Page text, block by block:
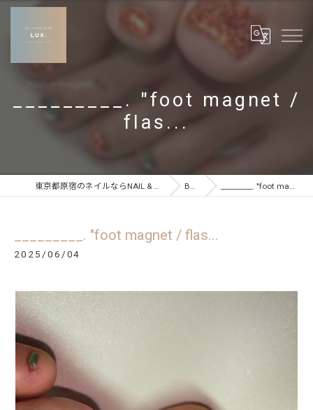
_________. "foot magnet /
flas...
東京都原宿のネイルならNAIL & CARE SALON LUX BLOG _________. "foot magnet / flas...
_________. "foot magnet / flas...
2025/06/04